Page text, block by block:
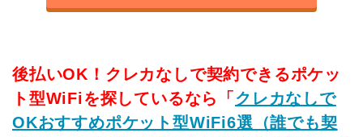
後払いOK！クレカなしで契約できるポケッ
ト型WiFiを探しているなら「 クレカなしで
OKおすすめポケット型WiFi6選（誰でも契